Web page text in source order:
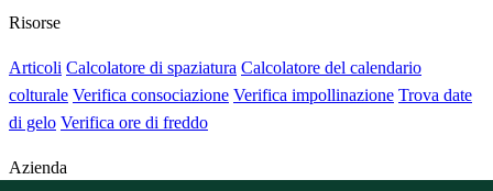
Risorse
Articoli Calcolatore di spaziatura Calcolatore del calendario
colturale Verifica consociazione Verifica impollinazione Trova date
di gelo Verifica ore di freddo
Azienda